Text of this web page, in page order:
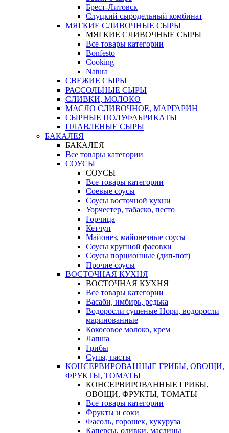
Брест-Литовск
Слуцкий сыродельный комбинат
МЯГКИЕ СЛИВОЧНЫЕ СЫРЫ
МЯГКИЕ СЛИВОЧНЫЕ СЫРЫ
Все товары категории
Bonfesto
Cooking
Natura
СВЕЖИЕ СЫРЫ
РАССОЛЬНЫЕ СЫРЫ
СЛИВКИ, МОЛОКО
МАСЛО СЛИВОЧНОЕ, МАРГАРИН
СЫРНЫЕ ПОЛУФАБРИКАТЫ
ПЛАВЛЕНЫЕ СЫРЫ
БАКАЛЕЯ
БАКАЛЕЯ
Все товары категории
СОУСЫ
СОУСЫ
Все товары категории
Соевые соусы
Соусы восточной кухни
Уорчестер, табаско, песто
Горчица
Кетчуп
Майонез, майонезные соусы
Соусы крупной фасовки
Соусы порционные (дип-пот)
Прочие соусы
ВОСТОЧНАЯ КУХНЯ
ВОСТОЧНАЯ КУХНЯ
Все товары категории
Васаби, имбирь, редька
Водоросли сушеные Нори, водоросли
маринованные
Кокосовое молоко, крем
Лапша
Грибы
Супы, пасты
КОНСЕРВИРОВАННЫЕ ГРИБЫ, ОВОЩИ,
ФРУКТЫ, ТОМАТЫ
КОНСЕРВИРОВАННЫЕ ГРИБЫ,
ОВОЩИ, ФРУКТЫ, ТОМАТЫ
Все товары категории
Фрукты и соки
Фасоль, горошек, кукуруза
Каперсы, оливки, маслины